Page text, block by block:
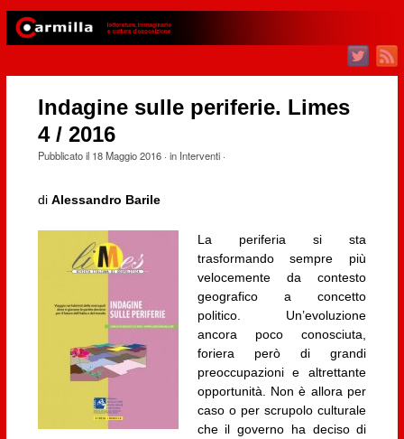
Indagine sulle periferie. Limes
4 / 2016
Pubblicato il 18 Maggio 2016· in Interventi·
di Alessandro Barile
La periferia si sta
trasformando sempre più
velocemente da contesto
geografico a concetto
politico. Un’evoluzione
ancora poco conosciuta,
foriera però di grandi
preoccupazioni e altrettante
opportunità. Non è allora per
caso o per scrupolo culturale
che il governo ha deciso di